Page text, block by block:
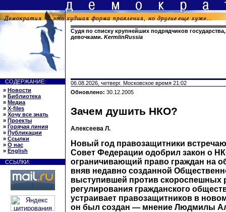
Судя по списку крупнейших подрядчиков
девочками. KermlinRussia
СОДЕРЖАНИЕ:
» Новости
» Библиотека
» Медиа
» X-files
» Хочу все знать
» Проекты
» Горячая линия
» Публикации
» Ссылки
» О нас
» English
ССЫЛКИ:
06.08.2026, четверг. Московское время 21:02
Обновлено: 30.12.2005
Зачем душить НКО?
Алексеева Л.
Новый год правозащитники
Совет Федерации одобрил закон о
ограничивающий право граждан на
вняв недавно созданной
выступившей против скороспешных
регулирования гражданского
устраивает правозащитников в
он был создан — мнение Людмилы